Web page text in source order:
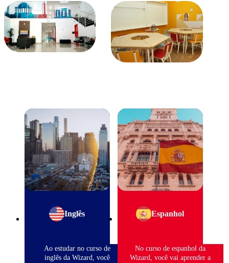
Inglês
Ao estudar no curso de
inglês da Wizard, você
Espanhol
No curso de espanhol da
Wizard, você vai aprender a